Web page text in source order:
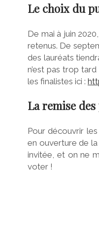
Le choix du
De mai à juin
retenus. De
des lauréats
n’est pas trop
les finalistes ici :
La remise
Pour découvrir
en ouverture de
invitée, et on ne
voter !